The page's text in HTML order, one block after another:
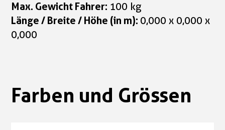
Max. Gewicht Fahrer: 100 kg
Länge / Breite / Höhe (in m): 0,000 x 0,000 x
0,000
Farben und Grössen